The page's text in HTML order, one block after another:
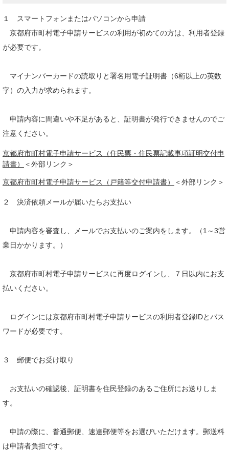
１ スマートフォンまたはパソコンから申請
京都府市町村電子申請サービスの利用が初めての方は、利用者登録
が必要です。
マイナンバーカードの読取りと署名用電子証明書（6桁以上の英数
字）の入力が求められます。
申請内容に間違いや不足があると、証明書が発行できませんのでご
注意ください。
京都府市町村電子申請サービス（住民票・住民票記載事項証明交付申
請書）
＜外部リンク＞
京都府市町村電子申請サービス（戸籍等交付申請書） ＜外部リンク＞
２ 決済依頼メールが届いたらお支払い
申請内容を審査し、メールでお支払いのご案内をします。（1～3営
業日かかります。）
京都府市町村電子申請サービスに再度ログインし、７日以内にお支
払いください。
ログインには京都府市町村電子申請サービスの利用者登録IDとパス
ワードが必要です。
３ 郵便でお受け取り
お支払いの確認後、証明書を住民登録のあるご住所にお送りしま
す。
申請の際に、普通郵便、速達郵便等をお選びいただけます。郵送料
は申請者負担です。